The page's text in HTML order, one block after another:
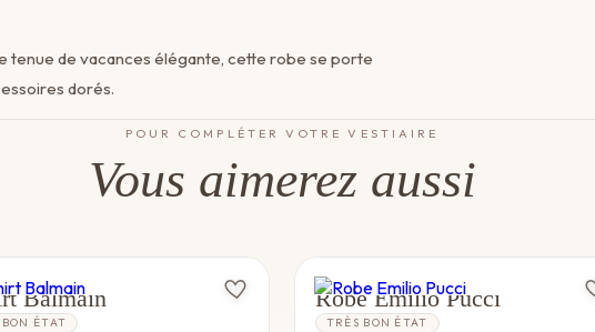
tenue de vacances élégante, cette robe se porte
dorés.
POUR COMPLÉTER VOTRE VESTIAIRE
Vous aimerez aussi
Balmain
ÉTAT
EMILIO PUCCI
Robe Emilio Pucci
TRÈS BON ÉTAT